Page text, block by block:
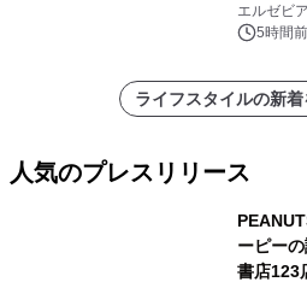
エルゼビ
5時間前
ライフスタイルの新
人気のプレスリリース
ーピー
書店123